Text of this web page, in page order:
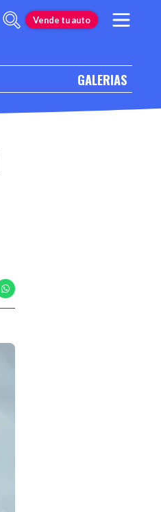
Vende tu auto
GALERIAS